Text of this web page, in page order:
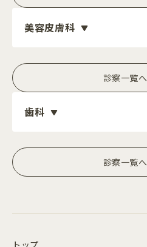
美容皮膚科
診察一覧へ
歯科
診察一覧へ
トップ